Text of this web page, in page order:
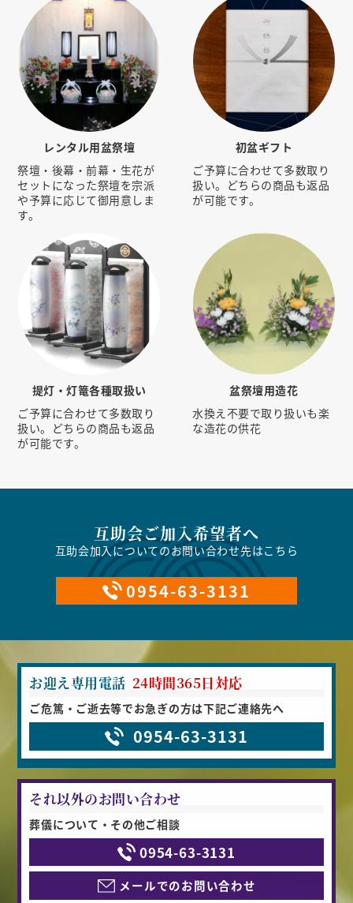
レンタル用盆祭壇
祭壇・後幕・前幕・生花が
セットになった祭壇を宗派
や予算に応じて御用意しま
す。
初盆ギフト
ご予算に合わせて多数取り
扱い。どちらの商品も返品
が可能です。
提灯・灯篭各種取扱い
ご予算に合わせて多数取り
扱い。どちらの商品も返品
が可能です。
盆祭壇用造花
水換え不要で取り扱いも楽
な造花の供花
互助会ご加入希望者へ
互助会加入についてのお問い合わせ先はこちら
0954-63-3131
お迎え専用電話 24時間365日対応
ご危篤・ご逝去等でお急ぎの方は下記ご連絡先へ
0954-63-3131
それ以外のお問い合わせ
葬儀について・その他ご相談
0954-63-3131
メールでのお問い合わせ